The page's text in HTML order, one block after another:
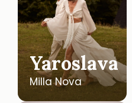
Yaroslava
Milla Nova